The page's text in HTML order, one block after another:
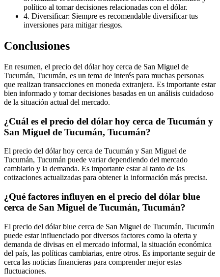
político al tomar decisiones relacionadas con el dólar.
4. Diversificar: Siempre es recomendable diversificar tus
inversiones para mitigar riesgos.
Conclusiones
En resumen, el precio del dólar hoy cerca de San Miguel de
Tucumán, Tucumán, es un tema de interés para muchas personas
que realizan transacciones en moneda extranjera. Es importante estar
bien informado y tomar decisiones basadas en un análisis cuidadoso
de la situación actual del mercado.
¿Cuál es el precio del dólar hoy cerca de Tucumán y
San Miguel de Tucumán, Tucumán?
El precio del dólar hoy cerca de Tucumán y San Miguel de
Tucumán, Tucumán puede variar dependiendo del mercado
cambiario y la demanda. Es importante estar al tanto de las
cotizaciones actualizadas para obtener la información más precisa.
¿Qué factores influyen en el precio del dólar blue
cerca de San Miguel de Tucumán, Tucumán?
El precio del dólar blue cerca de San Miguel de Tucumán, Tucumán
puede estar influenciado por diversos factores como la oferta y
demanda de divisas en el mercado informal, la situación económica
del país, las políticas cambiarias, entre otros. Es importante seguir de
cerca las noticias financieras para comprender mejor estas
fluctuaciones.